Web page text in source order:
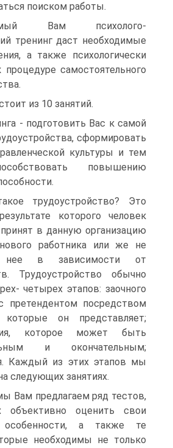
поиском работы.
Вам психолого-
тренинг даст необходимые
а также психологически
процедуре самостоятельного
из 10 занятий.
- подготовить Вас к самой
сформировать
культуры и тем
повышению
трудоустройство? Это
которого человек
в данную организацию
работника или же не
в зависимости от
Трудоустройство обычно
четырех этапов: заочного
претендентом посредством
которые он представляет;
которое может быть
и окончательным;
Каждый из этих этапов мы
следующих занятиях.
Вам предлагаем ряд тестов,
объективно оценить свои
особенности, а также те
необходимы не только